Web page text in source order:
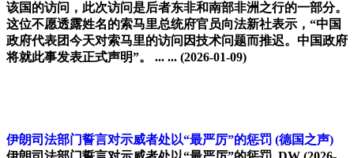
该国的访问，此次访问是后者东非和南部非洲之行的一部分。
这位不愿透露姓名的索马里总统府官员向法新社表示，“中国
政府代表团今天对索马里的访问因技术问题而推迟。中国政府
将就此事发表正式声明”。 ... ... (2026-01-09)
伊朗司法部门誓言对示威者处以“最严厉”的惩罚 (德国之声)